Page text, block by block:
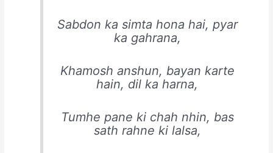
Sabdon ka simta hona hai, pyar
ka gahrana,
Khamosh anshun, bayan karte
hain, dil ka harna,
Tumhe pane ki chah nhin, bas
sath rahne ki lalsa,